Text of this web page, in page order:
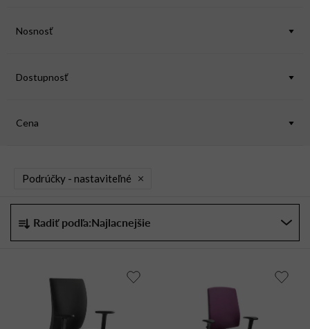
Podrúčky - nastaviteľné
R
d
Radiť podľa:Najlacnejšie
Nosnosť
Dostupnosť
Cena